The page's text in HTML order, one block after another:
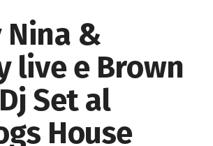
Nina &
live e Brown
Set al
House